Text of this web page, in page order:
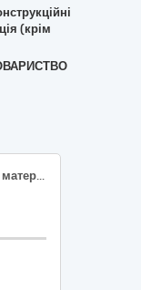
(крім
26Т-320_44110000-4 - Конструкційні матеріали (Лотки інженерних мереж в асортименті)